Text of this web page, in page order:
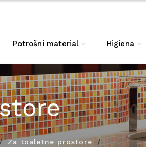
Potrošni material Higiena
Za toaletne prostore